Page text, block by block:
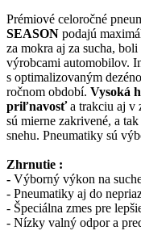
Prémiové celoročné
SEASON podajú
za mokra aj za sucha,
výrobcami automobilov.
s optimalizovaným
ročnom období. Vysoká
priľnavosťa trakciu aj v
sú mierne zakrivené, a
snehu. Pneumatiky sú
Zhrnutie :
- Výborný výkon na
- Pneumatiky aj do
- Špeciálna zmes pre
- Nízky valný odpor a